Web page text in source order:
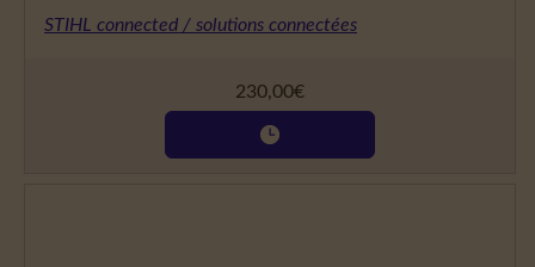
STIHL connected / solutions connectées
230,00€